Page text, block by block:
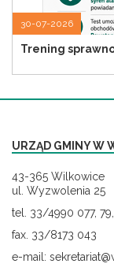
30-07-2026
Trening
URZĄD GMINY W
43-365 Wilkowice
ul. Wyzwolenia 25
tel. 33/4990 077,
fax. 33/8173 043
e-mail: